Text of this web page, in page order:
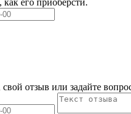
его приоберсти.
отзыв или задайте